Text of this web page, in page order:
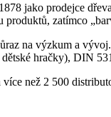
jako prodejce
produktů, zatímco
na výzkum a
hračky), DIN
než 2 500